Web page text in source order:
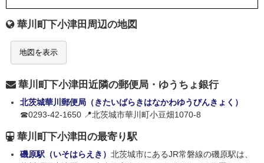
華川町下小津田周辺の地図
地図を表示
華川町下小津田近隣の郵便局・ゆうちょ銀行
北茨城華川郵便局（きたいばらきはなかわゆうびんきょく）
☎0293-42-1650 📍北茨城市華川町小豆畑1070-8
華川町下小津田の最寄り駅
磯原駅（いそはらえき） 北茨城市にあるJR常磐線の磯原駅は、